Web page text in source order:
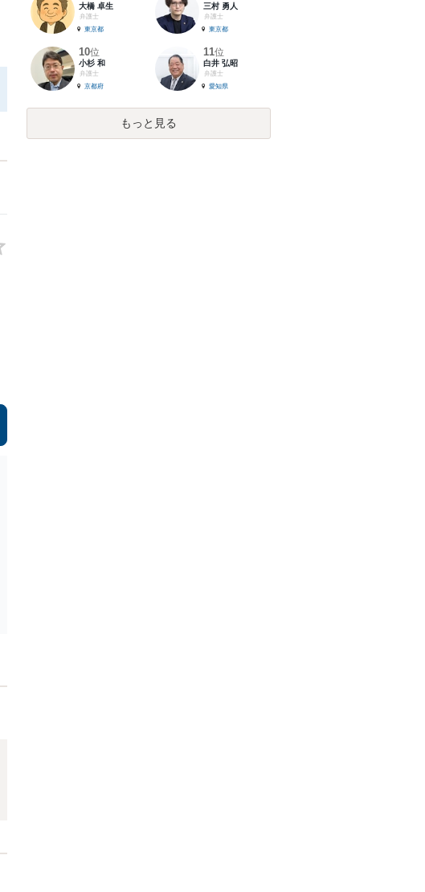
大橋 卓生
弁護士
東京都
三村 勇人
弁護士
東京都
10位
小杉 和
弁護士
京都府
11位
白井 弘昭
弁護士
愛知県
もっと見る